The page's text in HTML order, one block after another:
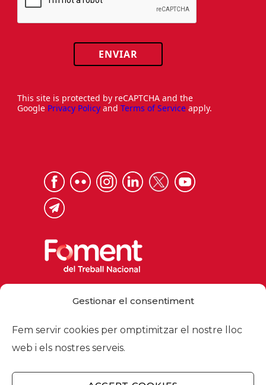
Gestionar el consentiment
Fem servir cookies per omptimitzar el nostre lloc
web i els nostres serveis.
ENVIAR
This site is protected by reCAPTCHA and the
Google Privacy Policy and Terms of Service apply.
foment@foment.com